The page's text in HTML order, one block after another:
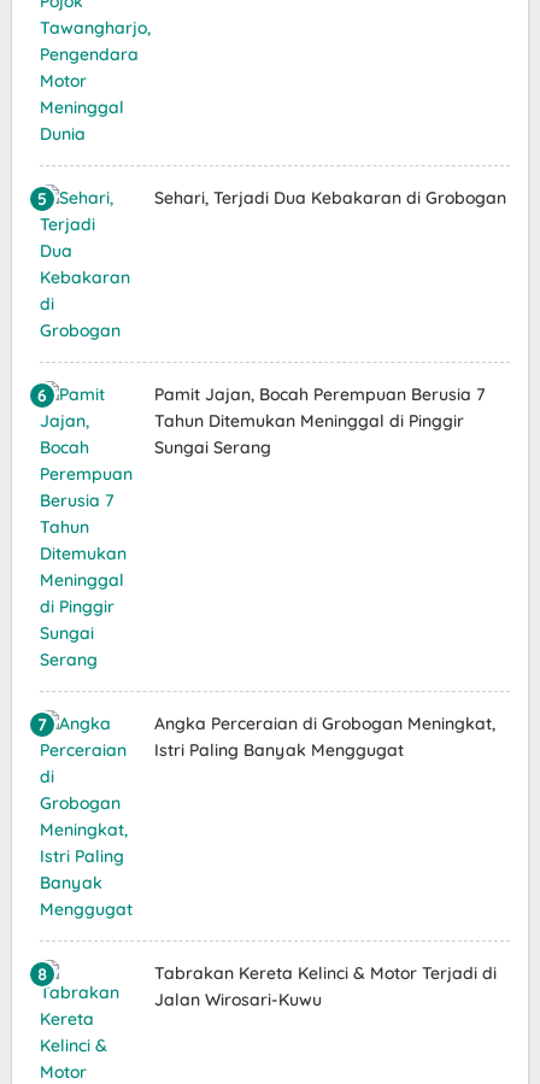
Sehari, Terjadi Dua Kebakaran di Grobogan
Pamit Jajan, Bocah Perempuan Berusia 7
Tahun Ditemukan Meninggal di Pinggir
Sungai Serang
Angka Perceraian di Grobogan Meningkat,
Istri Paling Banyak Menggugat
Tabrakan Kereta Kelinci & Motor Terjadi di
Jalan Wirosari-Kuwu